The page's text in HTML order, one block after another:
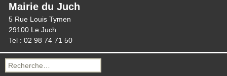
Mairie du Juch
5 Rue Louis Tymen
29100 Le Juch
Tel : 02 98 74 71 50
Recherche
pour :